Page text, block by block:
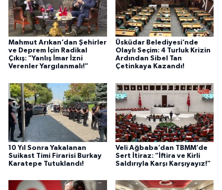
Mahmut Arıkan’dan Şehirler
ve Deprem İçin Radikal
Çıkış: "Yanlış İmar İzni
Verenler Yargılanmalı!"
Üsküdar Belediyesi’nde
Olaylı Seçim: 4 Turluk Krizin
Ardından Sibel Tan
Çetinkaya Kazandı!
10 Yıl Sonra Yakalanan
Suikast Timi Firarisi Burkay
Karatepe Tutuklandı!
Veli Ağbaba’dan TBMM’de
Sert İtiraz: "İftira ve Kirli
Saldırıyla Karşı Karşıyayız!"